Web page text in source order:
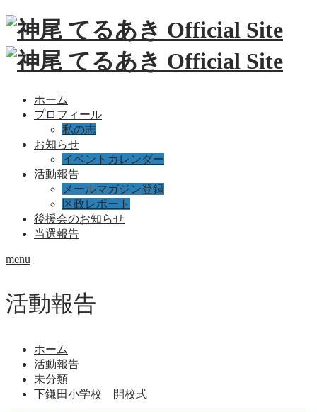
ホーム
プロフィール
私の志
お知らせ
イベントカレンダー
活動報告
メールマガジン登録
区政レポート
後援会のお知らせ
当選報告
menu
活動報告
ホーム
活動報告
未分類
下鎌田小学校 開校式